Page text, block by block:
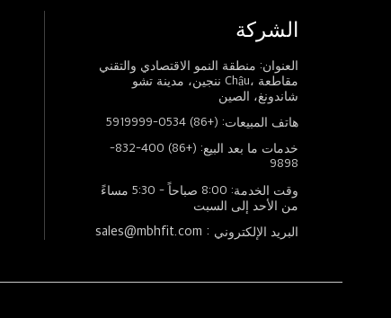
الشركة
العنوان: منطقة النمو الاقتصادي والتقني
ننجين، مدينة تشو Châu، مقاطعة
شاندونغ، الصين
هاتف المبيعات: (+86) 0534-5919999
خدمات ما بعد البيع: (+86) 400-832-
9898
وقت الخدمة: 8:00 صباحاً - 5:30 مساءً
من الأحد إلى السبت
sales@mbhfit.com : البريد الإلكتروني